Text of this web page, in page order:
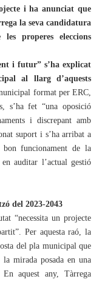
i ha anunciat que
la seva candidatura
properes eleccions
i futur” s’ha explicat
al llarg d’aquests
format per ERC,
s’ha fet “una oposició
i discrepant amb
suport i s’ha arribat a
bon funcionament de la
auditar l’actual gestió
del 2023-2043
“necessita un projecte
Per aquesta raó, la
del pla municipal que
la mirada posada en una
aquest any, Tàrrega